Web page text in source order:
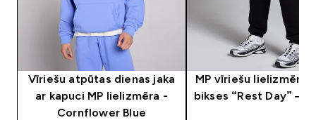
Vīriešu atpūtas dienas jaka
ar kapuci MP lielizmēra -
Cornflower Blue
MP vīriešu lielizmēra
bikses “Rest Day” —